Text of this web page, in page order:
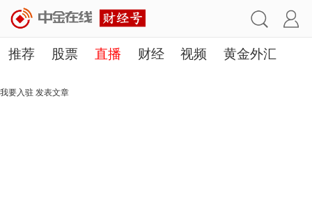
推荐 股票 直播 财经 视频 黄金外汇
理财 行业
我要入驻 发表文章